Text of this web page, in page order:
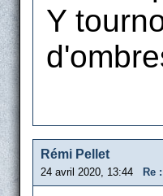
Y
Rémi Pellet
24 avril 2020, 13:44 Re